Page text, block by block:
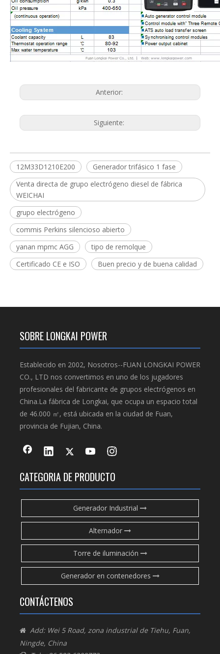
Anterior:
Siguiente:
12M33D1210E200
Generador trifásico 1 fase
Venta directa de grupo electrógeno diesel de fábrica
WEICHAI
grupo electrógeno
commis Perkins silencioso abierto
yanan mpmc AGG
tipo de remolque
Certificado CE e ISO
Buen precio y de buena calidad
SOBRE LONGKAI POWER
Establecido en 2002, Nosotros--FUAN LONGKAI POWER
CO., LTD nos convertimos en uno de los jugadores
profesionales del fabricante de grupos electrógenos en
China.La fábrica de Longkai, que ocupa un espacio total
de 46.000 ㎡, está ubicada en la ciudad de Fuan,
provincia de Fujian, China.
CATEGORIA DE PRODUCTO
Generador Industrial
Alternador
Torre de iluminación
Generador en contenedores
CONTÁCTENOS
 Add: Wei 5 Road, zona industrial de Tiehu, Fuan,
Ningde, China